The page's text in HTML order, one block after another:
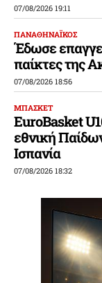
07/08/2026 19:11
ΠΑΝΑΘΗΝΑΪΚΟΣ
Έδωσε
παίκτες της
07/08/2026 18:56
ΜΠΑΣΚΕΤ
EuroBasket
εθνική
Ισπανία
07/08/2026 18:32